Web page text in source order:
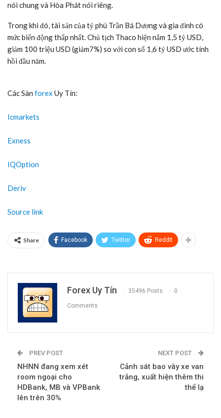
nói chung và Hòa Phát nói riêng.
Trong khi đó, tài sản của tỷ phú Trần Bá Dương và gia đình có
mức biến động thấp nhất. Chủ tịch Thaco hiện nắm 1,5 tỷ USD,
giảm 100 triệu USD (giảm7%) so với con số 1,6 tỷ USD ước tính
hồi đầu năm.
Các Sàn forex Uy Tín:
Icmarkets
Exness
IQOption
Deriv
Source link
Share Facebook Twitter ReddIt
Forex Uy Tín 35496 Posts 0
Comments
PREV POST
NHNN đang xem xét
room ngoại cho
HDBank, MB và VPBank
lên trên 30%
NEXT POST
Cảnh sát bao vây xe van
trắng, xuất hiện thêm thi
thể lạ